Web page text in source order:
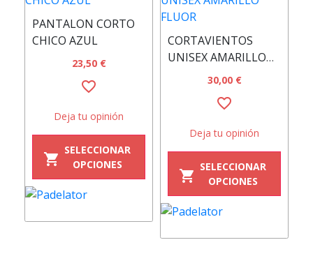
PANTALON CORTO
CHICO AZUL
23,50 €
favorite_border
Deja tu opinión
shopping_cart
SELECCIONAR
OPCIONES
CORTAVIENTOS
UNISEX AMARILLO
30,00 €
favorite_border
Deja tu opinión
shopping_cart
SELECCIONAR
OPCIONES